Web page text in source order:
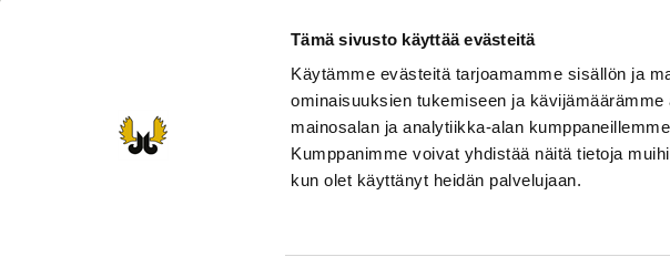
Tämä sivusto käyttää evästeitä
Käytämme evästeitä tarjoamamme sisällön ja
ominaisuuksien tukemiseen ja
mainosalan ja analytiikka-alan
Kumppanimme voivat yhdistää näitä tietoja
kun olet käyttänyt heidän palvelujaan.
Metsästyskortti-
Oma riista -asiat
Lupa-asiat